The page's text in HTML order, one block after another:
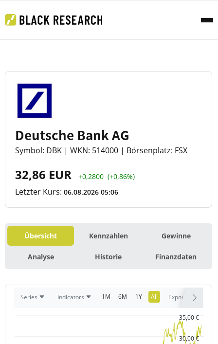
Deutsche Bank AG
Symbol: DBK | WKN: 514000 | Börsenplatz: FSX
32,86 EUR +0,2800 (+0,86%)
Letzter Kurs: 06.08.2026 05:06
Übersicht Kennzahlen Gewinne
Analyse Historie Finanzdaten
Series Indicators 1M 6M 1Y All Export
30,00 €
35,00 €